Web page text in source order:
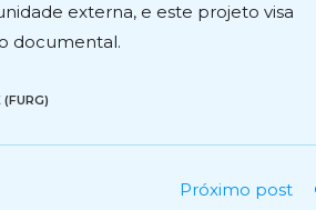
externa, e este projeto visa
documental.
(FURG)
Próximo post